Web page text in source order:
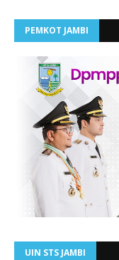
PEMKOT JAMBI
UIN STS JAMBI